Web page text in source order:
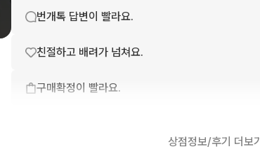
번개톡 답변이 빨라요.
친절하고 배려가 넘쳐요.
구매확정이 빨라요.
상점정보/후기 더보기